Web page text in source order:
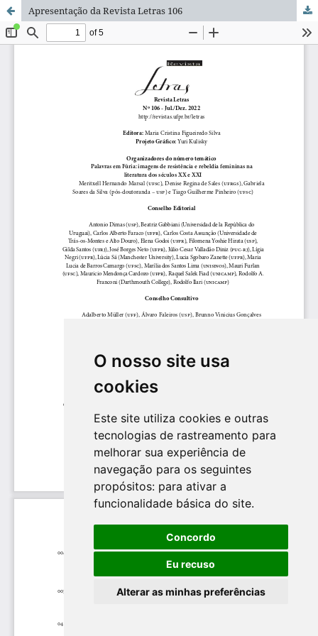
O nosso site usa
cookies
Este site utiliza cookies e outras
tecnologias de rastreamento para
melhorar sua experiência de
navegação para os seguintes
propósitos: para ativar a
funcionalidade básica do site.
Concordo
Eu recuso
Alterar as minhas preferências
Apresentação da Revista Letras 106